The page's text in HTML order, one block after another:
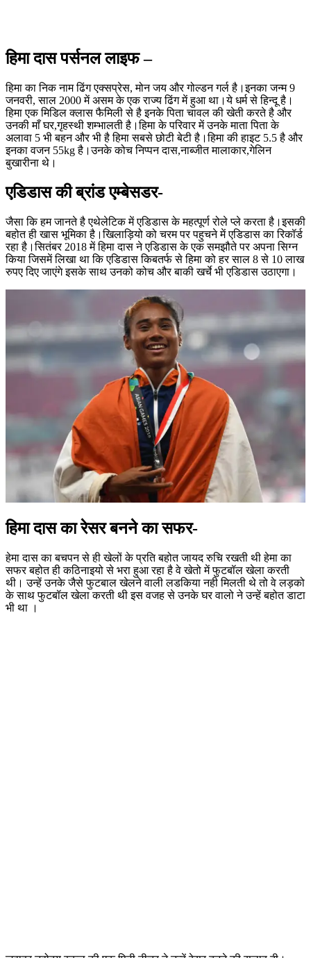
हिमा दास पर्सनल लाइफ –
हिमा का निक नाम ढिंग एक्सप्रेस, मोन जय और गोल्डन गर्ल है।इनका जन्म 9
जनवरी, साल 2000 में असम के एक राज्य ढिंग में हुआ था।ये धर्म से हिन्दू है।
हिमा एक मिडिल क्लास फैमिली से है इनके पिता चावल की खेती करते है और
उनकी माँ घर,गृहस्थी शम्भालती है।हिमा के परिवार में उनके माता पिता के
अलावा 5 भी बहन और भी है हिमा सबसे छोटी बेटी है।हिमा की हाइट 5.5 है और
इनका वजन 55kg है।उनके कोच निप्पन दास,नाब्जीत मालाकार,गेलिन
बुखारीना थे।
एडिडास की ब्रांड एम्बेसडर-
जैसा कि हम जानते है एथेलेटिक में एडिडास के महत्पूर्ण रोले प्ले करता है।इसकी
बहोत ही खास भूमिका है।खिलाड़ियो को चरम पर पहुचने में एडिडास का रिकॉर्ड
रहा है।सितंबर 2018 में हिमा दास ने एडिडास के एक समझौते पर अपना सिग्न
किया जिसमें लिखा था कि एडिडास किबतर्फ से हिमा को हर साल 8 से 10 लाख
रुपए दिए जाएंगे इसके साथ उनको कोच और बाकी खर्चे भी एडिडास उठाएगा।
हिमा दास का रेसर बनने का सफर-
हेमा दास का बचपन से ही खेलों के प्रति बहोत जायद रुचि रखती थी हेमा का
सफर बहोत ही कठिनाइयो से भरा हुआ रहा है वे खेतो में फुटबॉल खेला करती
थी। उन्हें उनके जैसे फुटबाल खेलने वाली लडकिया नही मिलती थे तो वे लड़को
के साथ फुटबॉल खेला करती थी इस वजह से उनके घर वालो ने उन्हें बहोत डाटा
भी था ।